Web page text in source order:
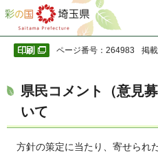
彩の国 埼玉県
ページ番号：264983 掲
県民コメント（意見
いて
方針の策定に当たり、寄せられ